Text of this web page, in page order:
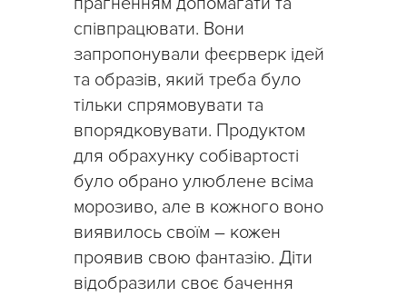
співпрацювати. Вони
запропонували феєрверк ідей
та образів, який треба було
тільки спрямовувати та
впорядковувати. Продуктом
для обрахунку собівартості
було обрано улюблене всіма
морозиво, але в кожного воно
виявилось своїм – кожен
проявив свою фантазію. Діти
відобразили своє бачення